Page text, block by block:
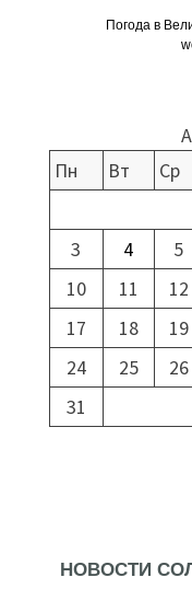
Погода в
Пн
Вт Ср
3
4 5
10
11 12
17
18 19
24
25 26
31
НОВОСТИ